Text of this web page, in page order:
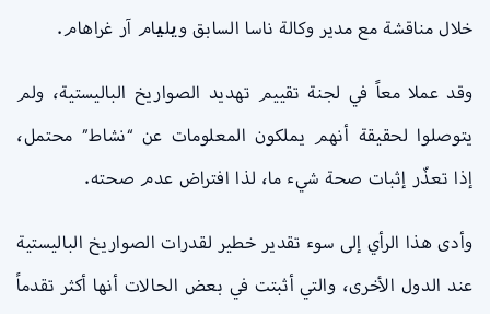
خلال مناقشة مع مدير وكالة ناسا السابق ویلیام آر غراهام.
وقد عملا معاً في لجنة تقييم تهديد الصواريخ الباليستية، ولم
يتوصلوا لحقيقة أنهم يملكون المعلومات عن “نشاط” محتمل،
إذا تعذّر إثبات صحة شيء ما، لذا افتراض عدم صحته.
وأدى هذا الرأي إلى سوء تقدير خطير لقدرات الصواريخ الباليستية
عند الدول الأخرى، والتي أثبتت في بعض الحالات أنها أكثر تقدماً